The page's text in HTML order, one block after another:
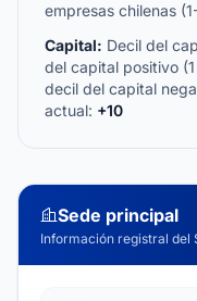
empresas chilenas
Capital: Decil del
del capital positivo
decil del capital
actual: +10
Sede principal
Información registral del